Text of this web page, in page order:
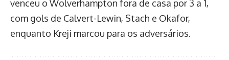
venceu o Wolverhampton fora de casa por 3 a 1,
com gols de Calvert-Lewin, Stach e Okafor,
enquanto Kreji marcou para os adversários.